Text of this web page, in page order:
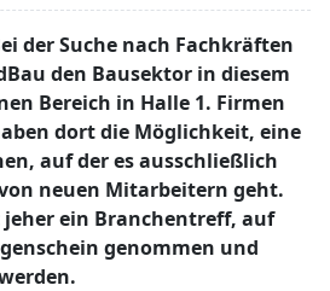
der Suche nach Fachkräften
den Bausektor in diesem
Bereich in Halle 1. Firmen
dort die Möglichkeit, eine
auf der es ausschließlich
neuen Mitarbeitern geht.
jeher ein Branchentreff, auf
genommen und